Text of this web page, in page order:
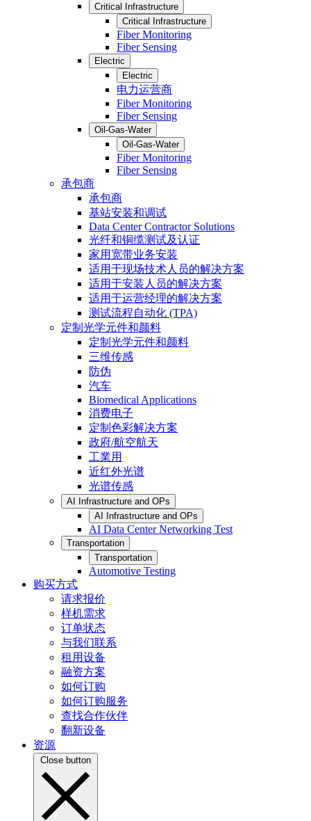
Critical Infrastructure
Critical Infrastructure
Fiber Monitoring
Fiber Sensing
Electric
Electric
电力运营商
Fiber Monitoring
Fiber Sensing
Oil-Gas-Water
Oil-Gas-Water
Fiber Monitoring
Fiber Sensing
承包商
承包商
基站安装和调试
Data Center Contractor Solutions
光纤和铜缆测试及认证
家用宽带业务安装
适用于现场技术人员的解决方案
适用于安装人员的解决方案
适用于运营经理的解决方案
测试流程自动化 (TPA)
定制光学元件和颜料
定制光学元件和颜料
三维传感
防伪
汽车
Biomedical Applications
消费电子
定制色彩解决方案
政府/航空航天
工業用
近红外光谱
光谱传感
AI Infrastructure and OPs
AI Infrastructure and OPs
AI Data Center Networking Test
Transportation
Transportation
Automotive Testing
购买方式
请求报价
样机需求
订单状态
与我们联系
租用设备
融资方案
如何订购
如何订购服务
查找合作伙伴
翻新设备
资源
Close button